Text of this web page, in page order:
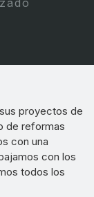
proyectos de
de reformas
con una
con los
todos los